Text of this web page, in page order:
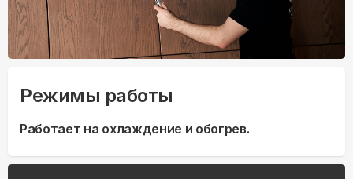
Режимы работы
Работает на охлаждение и обогрев.